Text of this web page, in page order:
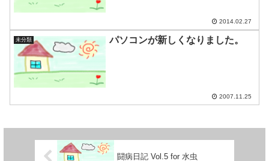
2014.02.27
未分類 パソコンが新しくなりました。
2007.11.25
闘病日記 Vol.5 for 水虫